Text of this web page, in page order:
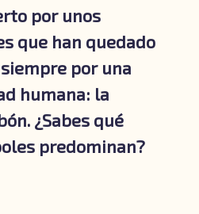
por unos
que han quedado
por una
humana: la
¿Sabes qué
predominan?